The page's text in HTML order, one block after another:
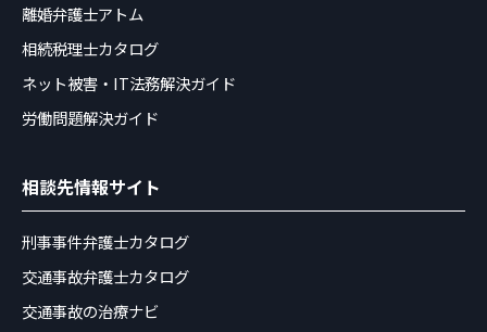
離婚弁護士アトム
相続税理士カタログ
ネット被害・IT法務解決ガイド
労働問題解決ガイド
相談先情報サイト
刑事事件弁護士カタログ
交通事故弁護士カタログ
交通事故の治療ナビ